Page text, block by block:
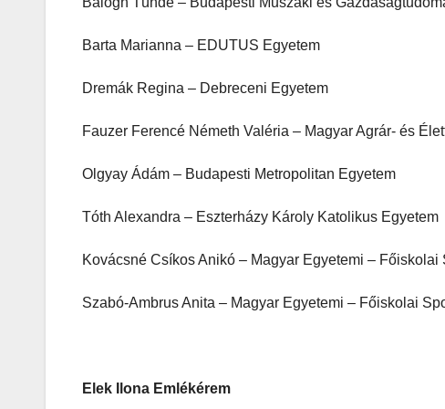
Barta Marianna – EDUTUS Egyetem
Dremák Regina – Debreceni Egyetem
Fauzer Ferencé Németh Valéria – Magyar Agrár- és
Olgyay Ádám – Budapesti Metropolitan Egyetem
Tóth Alexandra – Eszterházy Károly Katolikus Egyetem
Kovácsné Csíkos Anikó – Magyar Egyetemi – Főiskolai
Szabó-Ambrus Anita – Magyar Egyetemi – Főiskolai
Elek Ilona Emlékérem